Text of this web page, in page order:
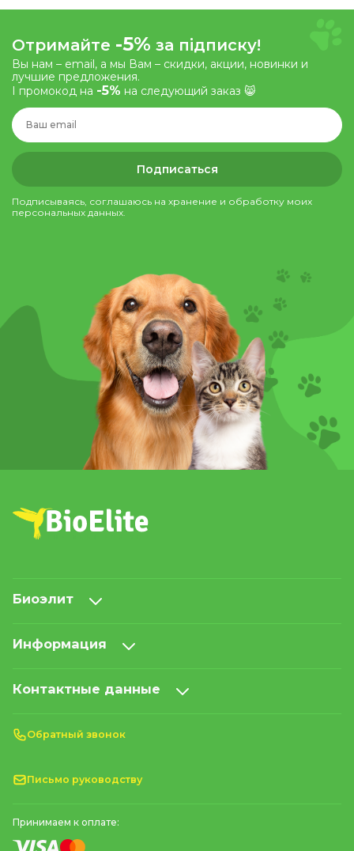
Отримайте -5% за підписку!
Вы нам – email, а мы Вам – скидки, акции, новинки и
лучшие предложения.
І промокод на -5% на следующий заказ 😸
Подписаться
Подписываясь, соглашаюсь на хранение и обработку моих
персональных данных.
Биоэлит
Информация
Контактные данные
Обратный звонок
Письмо руководству
Принимаем к оплате: